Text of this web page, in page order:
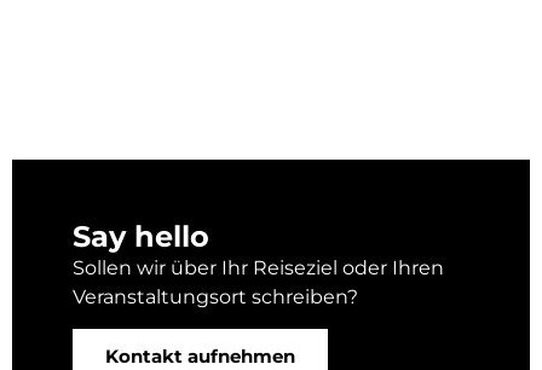
Say hello
Sollen wir über Ihr Reiseziel oder Ihren
Veranstaltungsort schreiben?
Kontakt aufnehmen